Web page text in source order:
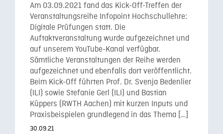
Am 03.09.2021 fand das Kick-Off-Treffen der
Veranstaltungsreihe Infopoint Hochschullehre:
Digitale Prüfungen statt. Die
Auftaktveranstaltung wurde aufgezeichnet und
auf unserem YouTube-Kanal verfügbar.
Sämtliche Veranstaltungen der Reihe werden
aufgezeichnet und ebenfalls dort veröffentlicht.
Beim Kick-Off führten Prof. Dr. Svenja Bedenlier
(ILI) sowie Stefanie Gerl (ILI) und Bastian
Küppers (RWTH Aachen) mit kurzen Inputs und
Praxisbeispielen grundlegend in das Thema […]
30.09.21